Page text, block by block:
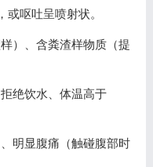
呕吐呈喷射状。
）、含粪渣样物质（提
绝饮水、体温高于
明显腹痛（触碰腹部时